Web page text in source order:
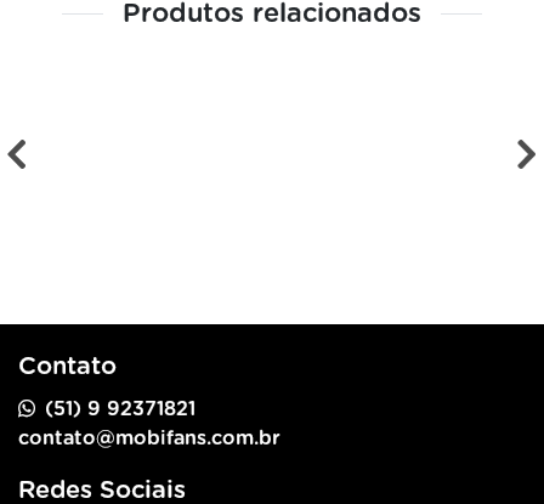
Produtos relacionados
Contato
(51) 9 92371821
contato@mobifans.com.br
Redes Sociais